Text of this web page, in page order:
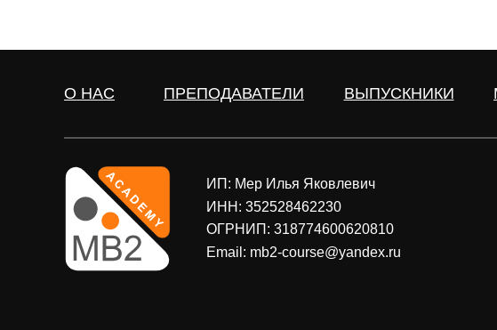
О НАС ПРЕПОДАВАТЕЛИ
ИП: Мер Илья Яковлевич
ИНН: 352528462230
ОГРНИП: 318774600620810
Email: mb2-course@yandex.ru
ВЫПУСКНИКИ